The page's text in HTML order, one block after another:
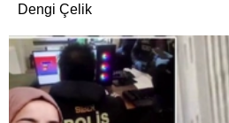
Dengi Çelik